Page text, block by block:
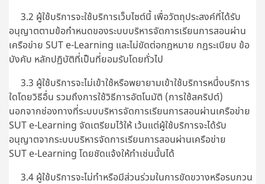
3.2 ผู้ใช้บริการจะใช้บริการเว็บไซต์นี้ เพื่อวัตถุประสงค์ที่ได้รับ
อนุญาตตามข้อกำหนดของระบบบริหารจัดการเรียนการสอนผ่าน
เครือข่าย SUT e-Learning และไม่ขัดต่อกฎหมาย กฎระเบียบ ข้อ
บังคับ หลักปฏิบัติที่เป็นที่ยอมรับโดยทั่วไป
3.3 ผู้ใช้บริการจะไม่เข้าใช้หรือพยายามเข้าใช้บริการหนึ่งบริการ
ใดโดยวิธีอื่น รวมถึงการใช้วิธีการอัตโนมัติ (การใช้สคริปต์)
นอกจากช่องทางที่ระบบบริหารจัดการเรียนการสอนผ่านเครือข่าย
SUT e-Learning จัดเตรียมไว้ให้ เว้นแต่ผู้ใช้บริการจะได้รับ
อนุญาตจากระบบบริหารจัดการเรียนการสอนผ่านเครือข่าย
SUT e-Learning โดยชัดแจ้งให้ทำเช่นนั้นได้
3.4 ผู้ใช้บริการจะไม่ทำหรือมีส่วนร่วมในการขัดขวางหรือรบกวน